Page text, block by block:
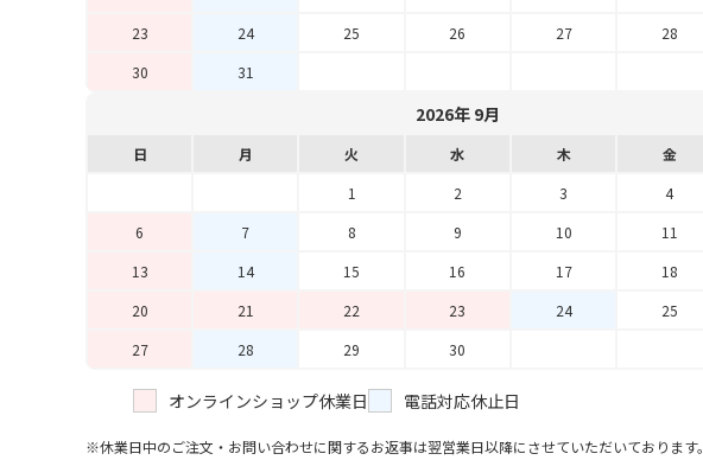
23
24 25 26 27 28
30
31
2026年 9月
日 月 火 水 木 金
1
2 3 4
6
7 8 9 10 11
13
14 15 16 17 18
20
21 22 23 24 25
27
28 29 30
オンラインショップ休業日 電話対応休止日
休業日中のご注文・お問い合わせに関するお返事は翌営業日以降にさせていただいております。